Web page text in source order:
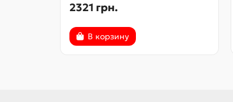
2321 грн.
В корзину